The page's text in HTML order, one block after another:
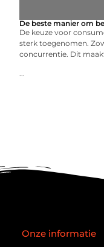
De beste manier om
De keuze voor
sterk toegenomen.
concurrentie. Dit
...
Onze informatie